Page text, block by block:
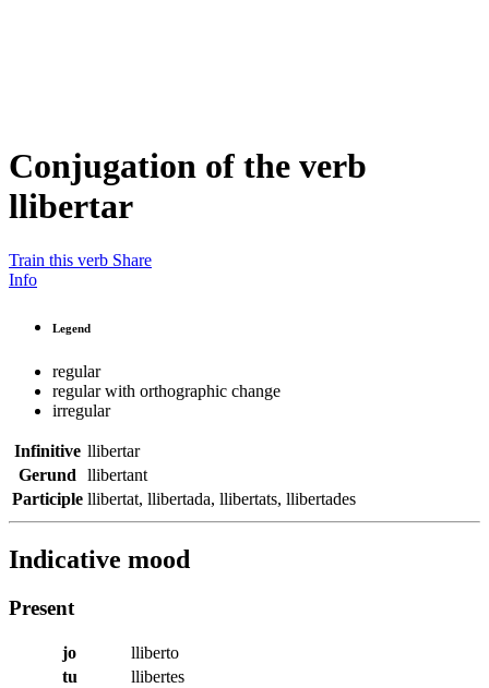
Conjugation of the verb
llibertar
Train this verb Share
Info
Legend
regular
regular with orthographic change
irregular
Infinitive llibertar
Gerund
llibertant
Participle llibertat, llibertada, llibertats, llibertades
Indicative mood
Present
jo
lliberto
tu
llibertes